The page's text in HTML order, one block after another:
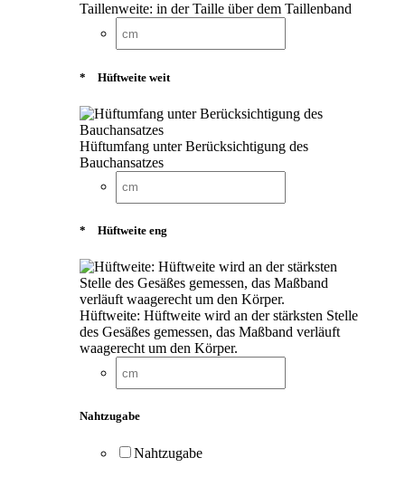
Taillenweite: in der Taille über dem Taillenband
* Hüftweite weit
Hüftumfang unter Berücksichtigung des
Bauchansatzes
* Hüftweite eng
Hüftweite: Hüftweite wird an der stärksten Stelle
des Gesäßes gemessen, das Maßband verläuft
waagerecht um den Körper.
Nahtzugabe
Nahtzugabe